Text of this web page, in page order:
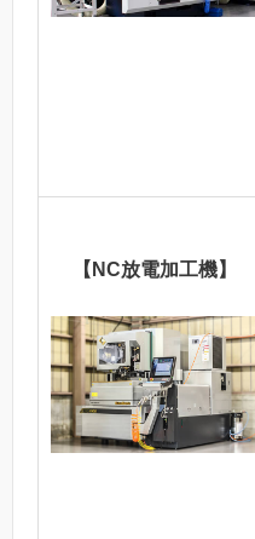
【NC放電加工機】